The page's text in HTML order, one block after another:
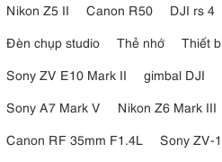
Nikon Z5 II
Canon R50 DJI rs 4
Đèn chụp studio
Thẻ nhớ
Thiết
Sony ZV E10 Mark II
gimbal DJI
Sony A7 Mark V
Nikon Z6 Mark III
Canon RF 35mm F1.4L
Sony ZV-